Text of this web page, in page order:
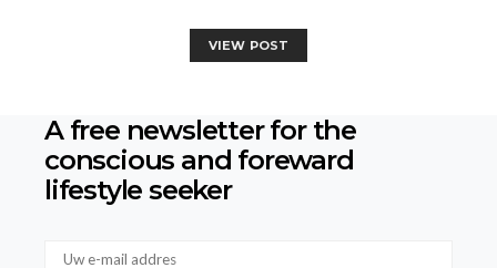
VIEW POST
A free newsletter for the
conscious and foreward
lifestyle seeker